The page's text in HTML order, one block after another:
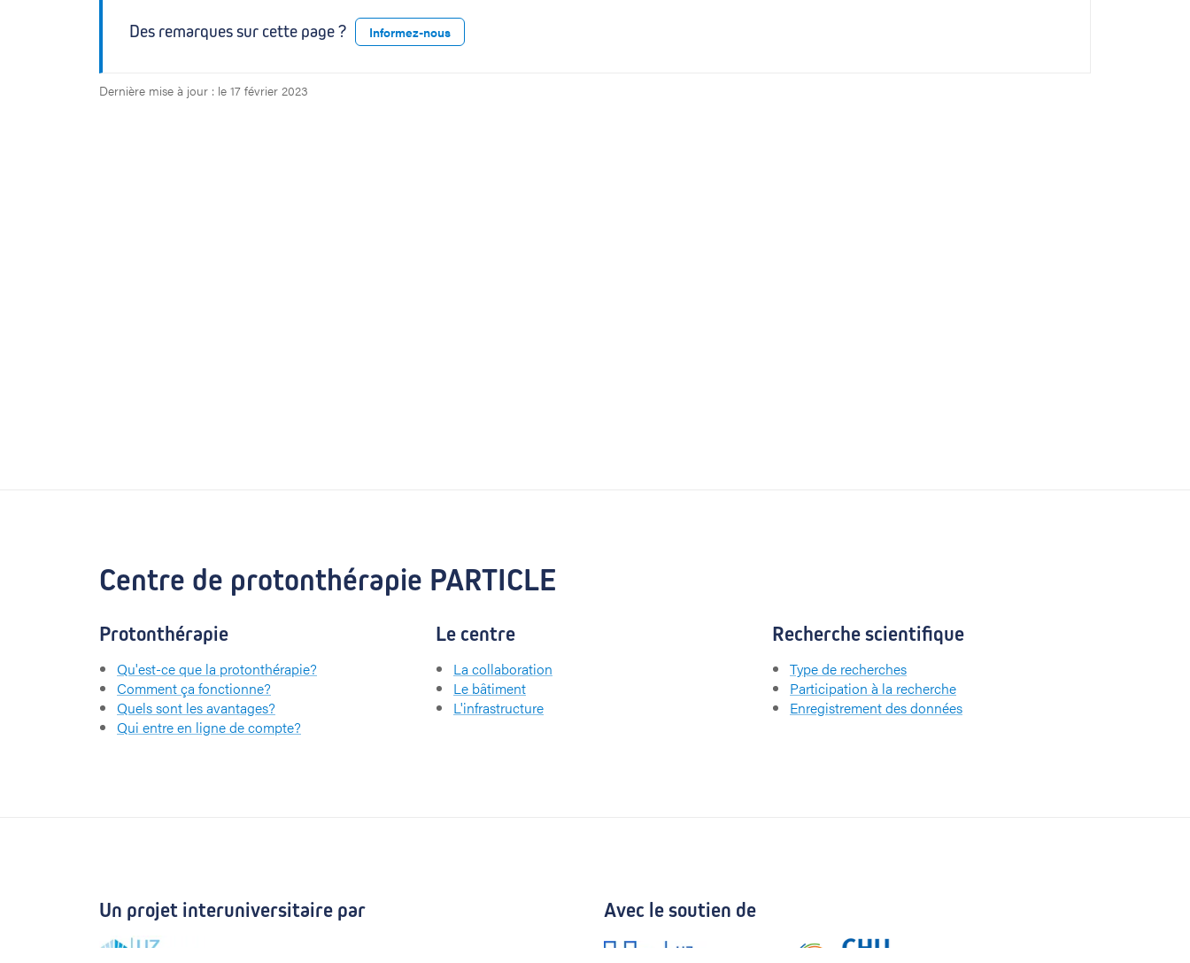
Des remarques sur cette page ? Informez-nous
Dernière mise à jour : le 17 février 2023
Centre de protonthérapie PARTICLE
Protonthérapie
Qu'est-ce que la protonthérapie?
Comment ça fonctionne?
Quels sont les avantages?
Qui entre en ligne de compte?
Le centre
La collaboration
Le bâtiment
L'infrastructure
Recherche scientifique
Type de recherches
Participation à la recherche
Enregistrement des données
Un projet interuniversitaire par Avec le soutien de